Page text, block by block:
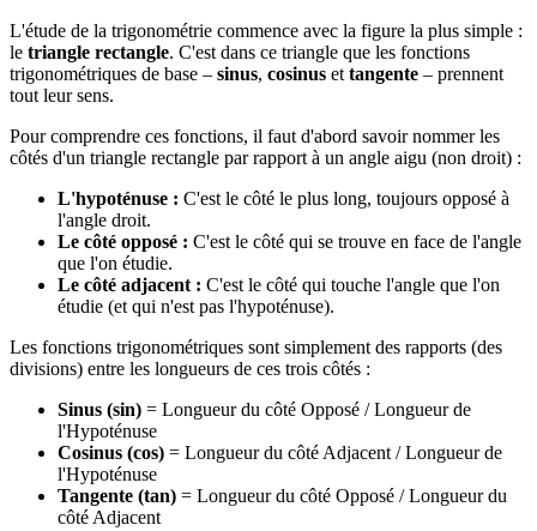
L'étude de la trigonométrie commence avec la figure la plus simple :
le triangle rectangle. C'est dans ce triangle que les fonctions
trigonométriques de base – sinus, cosinus et tangente – prennent
tout leur sens.
Pour comprendre ces fonctions, il faut d'abord savoir nommer les
côtés d'un triangle rectangle par rapport à un angle aigu (non droit) :
L'hypoténuse : C'est le côté le plus long, toujours opposé à
l'angle droit.
Le côté opposé : C'est le côté qui se trouve en face de l'angle
que l'on étudie.
Le côté adjacent : C'est le côté qui touche l'angle que l'on
étudie (et qui n'est pas l'hypoténuse).
Les fonctions trigonométriques sont simplement des rapports (des
divisions) entre les longueurs de ces trois côtés :
Sinus (sin) = Longueur du côté Opposé / Longueur de
l'Hypoténuse
Cosinus (cos) = Longueur du côté Adjacent / Longueur de
l'Hypoténuse
Tangente (tan) = Longueur du côté Opposé / Longueur du
côté Adjacent